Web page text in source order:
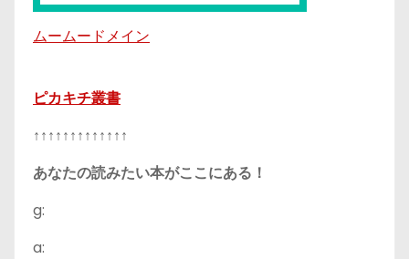
ムームードメイン
ピカキチ叢書
↑↑↑↑↑↑↑↑↑↑↑↑↑
あなたの読みたい本がここにある！
g:
a: